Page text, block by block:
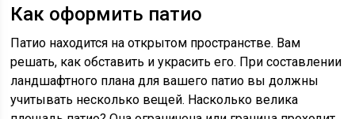
Как оформить патио
Патио находится на открытом пространстве. Вам
решать, как обставить и украсить его. При составлении
ландшафтного плана для вашего патио вы должны
учитывать несколько вещей. Насколько велика